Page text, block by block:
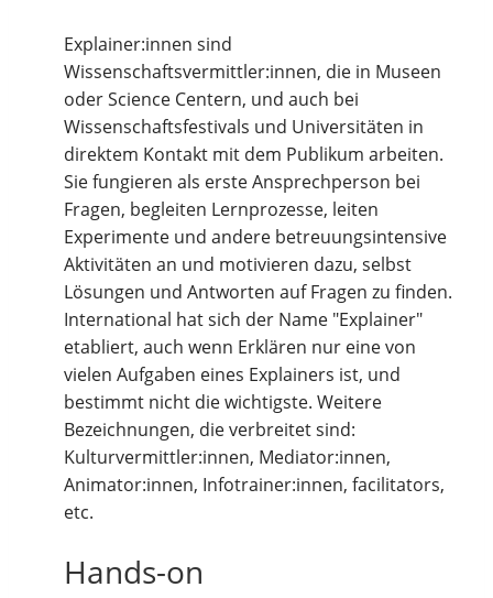
Explainer:innen sind
Wissenschaftsvermittler:innen, die in Museen
oder Science Centern, und auch bei
Wissenschaftsfestivals und Universitäten in
direktem Kontakt mit dem Publikum arbeiten.
Sie fungieren als erste Ansprechperson bei
Fragen, begleiten Lernprozesse, leiten
Experimente und andere betreuungsintensive
Aktivitäten an und motivieren dazu, selbst
Lösungen und Antworten auf Fragen zu finden.
International hat sich der Name "Explainer"
etabliert, auch wenn Erklären nur eine von
vielen Aufgaben eines Explainers ist, und
bestimmt nicht die wichtigste. Weitere
Bezeichnungen, die verbreitet sind:
Kulturvermittler:innen, Mediator:innen,
Animator:innen, Infotrainer:innen, facilitators,
etc.
Hands-on